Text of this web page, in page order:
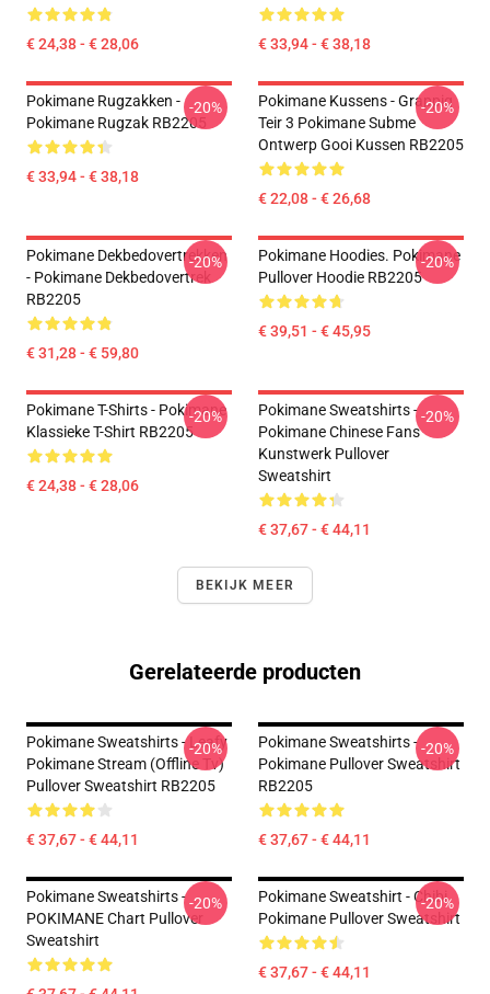
€ 24,38 - € 28,06 € 33,94 - € 38,18
Pokimane Rugzakken -
Pokimane Rugzak RB2205
€ 33,94 - € 38,18
-20%
Pokimane Kussens - Grappig
Teir 3 Pokimane Subme
Ontwerp Gooi Kussen RB2205
€ 22,08 - € 26,68
-20%
Pokimane Dekbedovertrekken
- Pokimane Dekbedovertrek
RB2205
€ 31,28 - € 59,80
-20%
Pokimane Hoodies. Pokimane
Pullover Hoodie RB2205
€ 39,51 - € 45,95
-20%
Pokimane T-Shirts - Pokimane
Klassieke T-Shirt RB2205
€ 24,38 - € 28,06
-20%
Pokimane Sweatshirts -
Pokimane Chinese Fans
Kunstwerk Pullover
Sweatshirt
€ 37,67 - € 44,11
-20%
BEKIJK MEER
Gerelateerde producten
Pokimane Sweatshirts - Leafy
Pokimane Stream (Offline Tv)
Pullover Sweatshirt RB2205
€ 37,67 - € 44,11
-20%
Pokimane Sweatshirts -
Pokimane Pullover Sweatshirt
RB2205
€ 37,67 - € 44,11
-20%
Pokimane Sweatshirts -
POKIMANE Chart Pullover
Sweatshirt
-20%
Pokimane Sweatshirt - Chibi
Pokimane Pullover Sweatshirt
€ 37,67 - € 44,11
-20%